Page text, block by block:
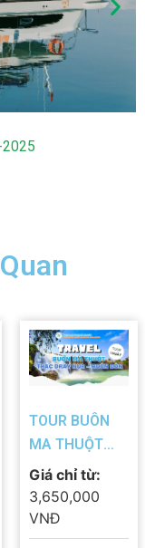
TOUR BUÔN
MA THUỘT
2N1Đ – KHÁM
PHÁ THỦ PHỦ
CÀ PHÊ ĐẠI
NGÀN TÂY
Giá chỉ từ:
3,650,000
VNĐ